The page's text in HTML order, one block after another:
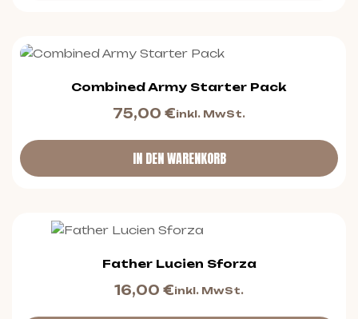
Combined Army Starter Pack
75,00 €inkl. MwSt.
IN DEN WARENKORB
Father Lucien Sforza
16,00 €inkl. MwSt.